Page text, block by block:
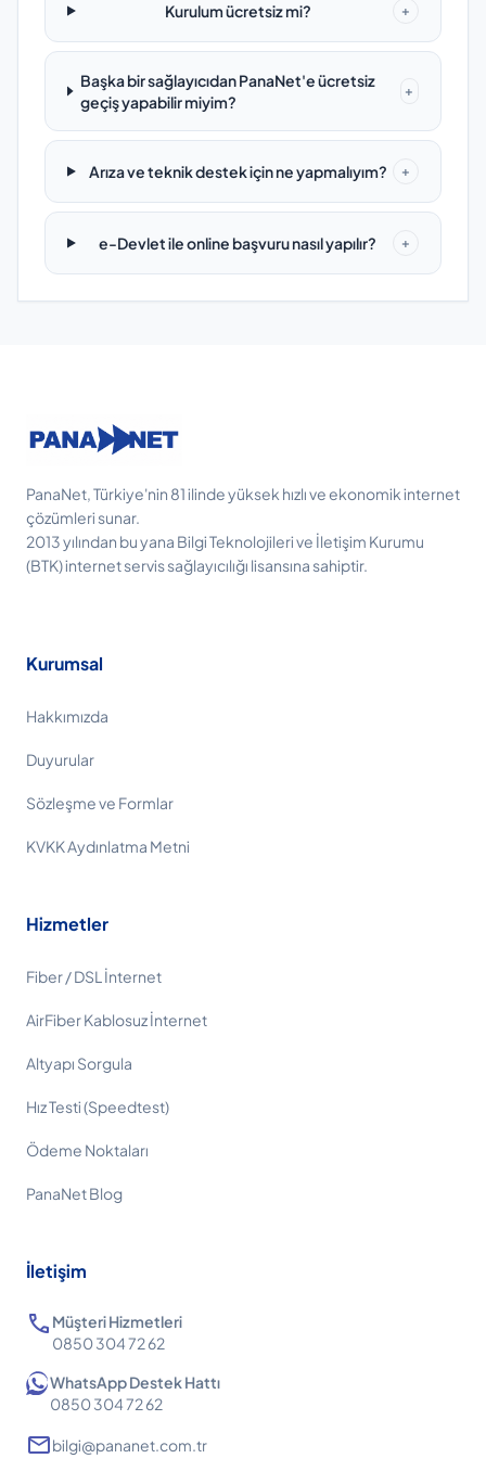
Kurulum ücretsiz mi? +
Başka bir sağlayıcıdan PanaNet'e ücretsiz
geçiş yapabilir miyim?
+
Arıza ve teknik destek için ne yapmalıyım? +
e-Devlet ile online başvuru nasıl yapılır? +
PanaNet, Türkiye'nin 81 ilinde yüksek hızlı ve ekonomik internet
çözümleri sunar.
2013 yılından bu yana Bilgi Teknolojileri ve İletişim Kurumu
(BTK) internet servis sağlayıcılığı lisansına sahiptir.
Kurumsal
Hakkımızda
Duyurular
Sözleşme ve Formlar
KVKK Aydınlatma Metni
Hizmetler
Fiber / DSL İnternet
AirFiber Kablosuz İnternet
Altyapı Sorgula
Hız Testi (Speedtest)
Ödeme Noktaları
PanaNet Blog
İletişim
call Müşteri Hizmetleri
0850 304 72 62
WhatsApp Destek Hattı
0850 304 72 62
mailbilgi@pananet.com.tr